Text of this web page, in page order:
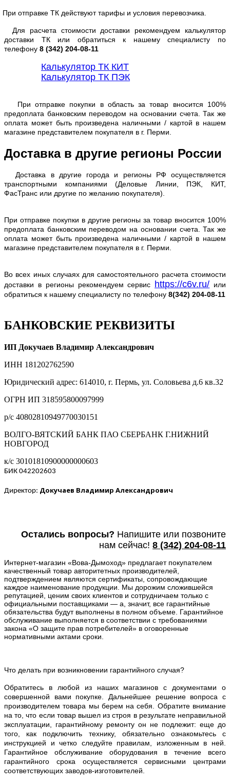
При отправке ТК действуют тарифы и условия перевозчика.
Для расчета стоимости доставки рекомендуем калькулятор
доставки ТК или обратиться к нашему специалисту по
телефону 8 (342) 204-08-11
Калькулятор ТК КИТ
Калькулятор ТК ПЭК
При отправке покупки в область за товар вносится 100%
предоплата банковским переводом на основании счета. Так же
оплата может быть произведена наличными / картой в нашем
магазине представителем покупателя в г. Перми.
Доставка в другие регионы России
Доставка в другие города и регионы РФ осуществляется
транспортными компаниями (Деловые Линии, ПЭК, КИТ,
ФасТранс или другие по желанию покупателя).
При отправке покупки в другие регионы за товар вносится 100%
предоплата банковским переводом на основании счета. Так же
оплата может быть произведена наличными / картой в нашем
магазине представителем покупателя в г. Перми.
Во всех иных случаях для самостоятельного расчета стоимости
доставки в регионы рекомендуем сервис
https://c6v.ru/ или
обратиться к нашему специалисту по телефону 8(342) 204-08-11
БАНКОВСКИЕ РЕКВИЗИТЫ
ИП Докучаев Владимир Александрович
ИНН 181202762590
Юридический адрес: 614010, г. Пермь, ул. Соловьева д.6 кв.32
ОГРН ИП 318595800097999
р/с 40802810949770030151
ВОЛГО-ВЯТСКИЙ БАНК ПАО СБЕРБАНК Г.НИЖНИЙ
НОВГОРОД
к/с 30101810900000000603
БИК 042202603
Директор: Докучаев Владимир Александрович
Остались вопросы? Напишите или позвоните
нам сейчас! 8 (342) 204-08-11
Интернет-магазин «Вова-Дымоход» предлагает покупателем
качественный товар авторитетных производителей,
подтверждением являются сертификаты, сопровождающие
каждое наименование продукции. Мы дорожим сложившейся
репутацией, ценим своих клиентов и сотрудничаем только с
официальными поставщиками — а, значит, все гарантийные
обязательства будут выполнены в полном объеме. Гарантийное
обслуживание выполняется в соответствии с требованиями
закона «О защите прав потребителей» в оговоренные
нормативными актами сроки.
Что делать при возникновении гарантийного случая?
Обратитесь в любой из наших магазинов с документами о
совершенной вами покупке. Дальнейшее решение вопроса с
производителем товара мы берем на себя. Обратите внимание
на то, что если товар вышел из строя в результате неправильной
эксплуатации, гарантийному ремонту он не подлежит: еще до
того, как подключить технику, обязательно ознакомьтесь с
инструкцией и четко следуйте правилам, изложенным в ней.
Гарантийное обслуживание оборудования в течение всего
гарантийного срока осуществляется сервисными центрами
соответствующих заводов-изготовителей.